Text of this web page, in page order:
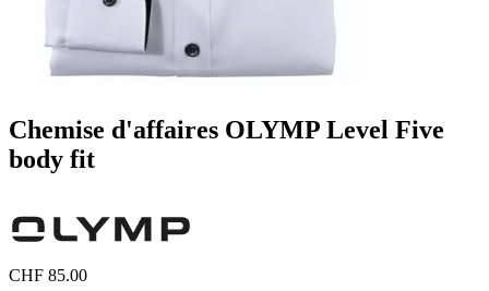
Chemise d'affaires OLYMP Level Five
body fit
CHF 85.00